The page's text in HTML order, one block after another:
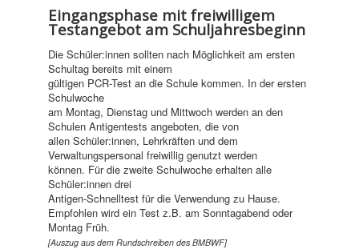
Eingangsphase mit freiwilligem
Testangebot am Schuljahresbeginn
Die Schüler:innen sollten nach Möglichkeit am ersten
Schultag bereits mit einem
gültigen PCR-Test an die Schule kommen. In der ersten
Schulwoche
am Montag, Dienstag und Mittwoch werden an den
Schulen Antigentests angeboten, die von
allen Schüler:innen, Lehrkräften und dem
Verwaltungspersonal freiwillig genutzt werden
können. Für die zweite Schulwoche erhalten alle
Schüler:innen drei
Antigen-Schnelltest für die Verwendung zu Hause.
Empfohlen wird ein Test z.B. am Sonntagabend oder
Montag Früh.
[Auszug aus dem Rundschreiben des BMBWF]